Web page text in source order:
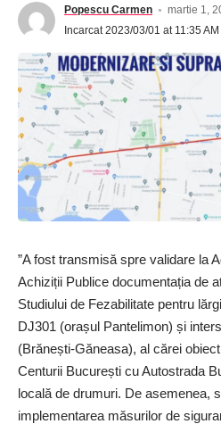
Popescu Carmen
martie 1,
Incarcat 2023/03/01 at 11:35 AM
”A fost transmisă spre validare la
Achiziții Publice documentația de
Studiului de Fezabilitate pentru
DJ301 (orașul Pantelimon) și
(Brănești-Găneasa), al cărei
Centurii București cu Autostrada
locală de drumuri. De asemenea,
implementarea măsurilor de